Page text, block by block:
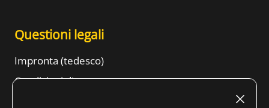
Questioni legali
Impronta (tedesco)
Condizioni d'uso